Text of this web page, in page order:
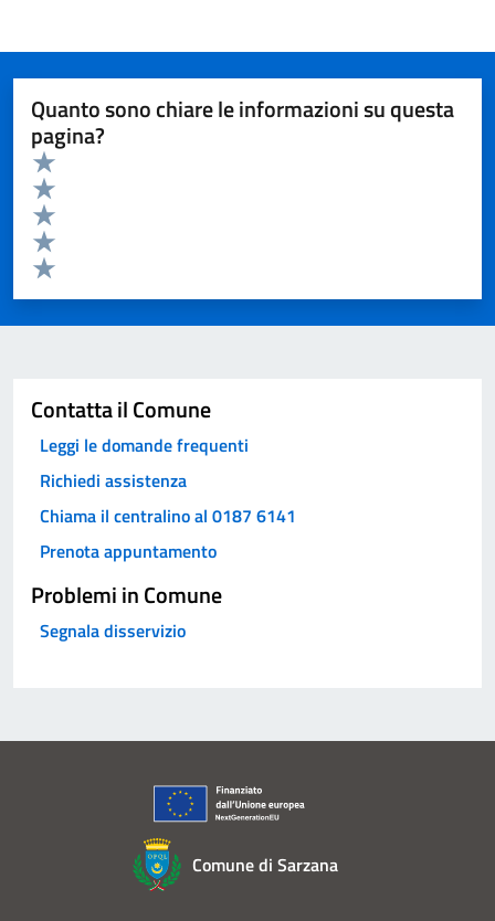
Quanto sono chiare le informazioni su questa
pagina?
Valuta da 1 a 5 stelle la pagina
Valuta 5 stelle su 5
Valuta 4 stelle su 5
Valuta 3 stelle su 5
Valuta 2 stelle su 5
Valuta 1 stelle su 5
Contatta il Comune
Leggi le domande frequenti
Richiedi assistenza
Chiama il centralino al 0187 6141
Prenota appuntamento
Problemi in Comune
Segnala disservizio
Comune di Sarzana